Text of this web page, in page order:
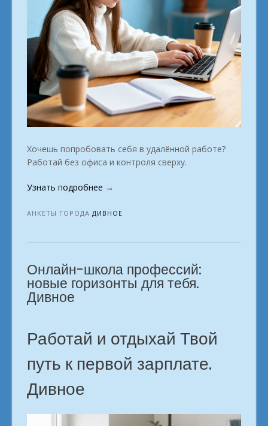
Хочешь попробовать себя в удалённой работе?
Работай без офиса и контроля сверху.
Узнать подробнее «Удалённые
что
Дивное»
→
АНКЕТЫ ГОРОДА ДИВНОЕ
Онлайн-школа профессий:
новые горизонты для тебя.
Дивное
Работай и отдыхай Твой
путь к первой зарплате.
Дивное